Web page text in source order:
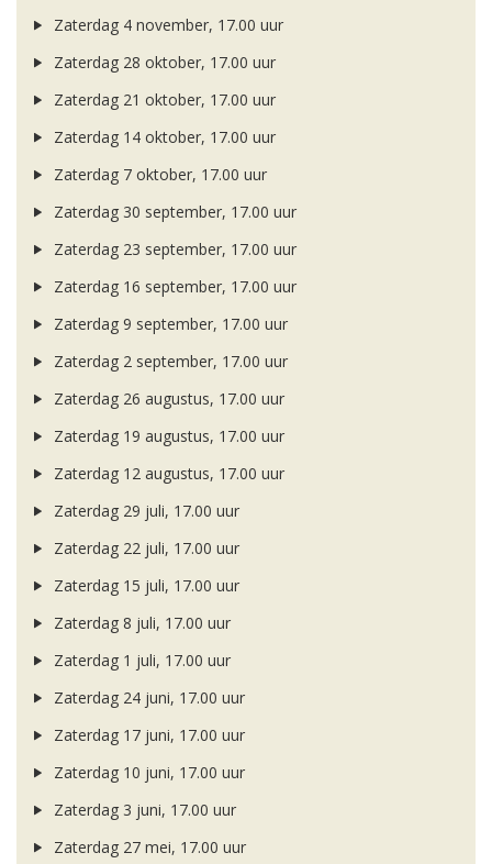
Zaterdag 4 november, 17.00 uur
Zaterdag 28 oktober, 17.00 uur
Zaterdag 21 oktober, 17.00 uur
Zaterdag 14 oktober, 17.00 uur
Zaterdag 7 oktober, 17.00 uur
Zaterdag 30 september, 17.00 uur
Zaterdag 23 september, 17.00 uur
Zaterdag 16 september, 17.00 uur
Zaterdag 9 september, 17.00 uur
Zaterdag 2 september, 17.00 uur
Zaterdag 26 augustus, 17.00 uur
Zaterdag 19 augustus, 17.00 uur
Zaterdag 12 augustus, 17.00 uur
Zaterdag 29 juli, 17.00 uur
Zaterdag 22 juli, 17.00 uur
Zaterdag 15 juli, 17.00 uur
Zaterdag 8 juli, 17.00 uur
Zaterdag 1 juli, 17.00 uur
Zaterdag 24 juni, 17.00 uur
Zaterdag 17 juni, 17.00 uur
Zaterdag 10 juni, 17.00 uur
Zaterdag 3 juni, 17.00 uur
Zaterdag 27 mei, 17.00 uur